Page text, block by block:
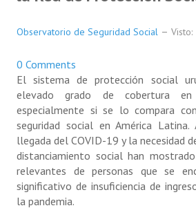
Observatorio de Seguridad Social
0 Comments
El sistema de protección social
elevado grado de cobertura
especialmente si se lo compara
seguridad social en América
llegada del COVID-19 y la necesidad
distanciamiento social han
relevantes de personas que se
significativo de insuficiencia de
la pandemia.